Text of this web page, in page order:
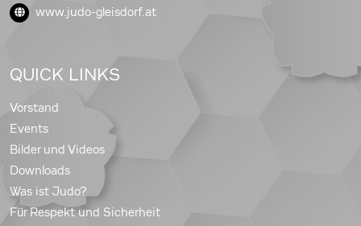
www.judo-gleisdorf.at
QUICK LINKS
Vorstand
Events
Bilder und Videos
Downloads
Was ist Judo?
Für Respekt und Sicherheit